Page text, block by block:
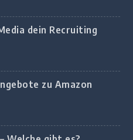
dein Recruiting
zu Amazon